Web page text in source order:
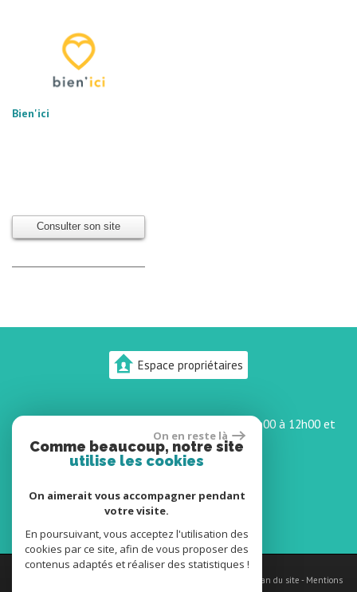
Bien'ici
Consulter son site
Espace propriétaires
l'agence est ouverte du lundi au samedi De 9h00 à 12h00 et
14h00 à 19h00
Plan du site - Mentions
On en reste là
Comme beaucoup, notre site
utilise les cookies
On aimerait vous accompagner pendant
votre visite.
En poursuivant, vous acceptez l'utilisation des
cookies par ce site, afin de vous proposer des
contenus adaptés et réaliser des statistiques !